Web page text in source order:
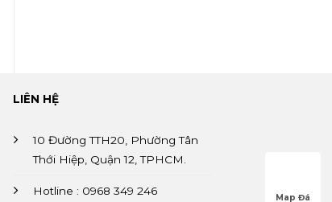
LIÊN HỆ
10 Đường TTH20, Phường Tân
Thới Hiệp, Quận 12, TPHCM.
Hotline : 0968 349 246
Map Đá